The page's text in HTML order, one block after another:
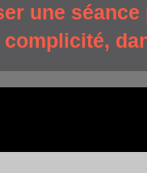
une
complicité,